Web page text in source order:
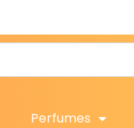
Perfumes